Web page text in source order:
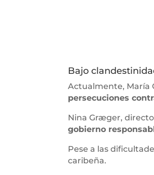
Bajo
Actualmente, María
persecuciones
Nina Græger,
gobierno
Pese a las
caribeña.